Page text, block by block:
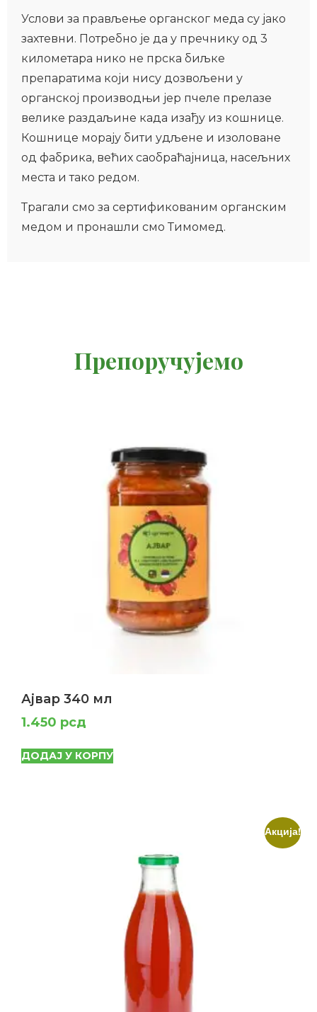
Услови за прављење органског меда су јако
захтевни. Потребно је да у пречнику од 3
километара нико не прска биљке
препаратима који нису дозвољени у
органској производњи јер пчеле прелазе
велике раздаљине када изађу из кошнице.
Кошнице морају бити удљене и изоловане
од фабрика, већих саобраћајница, насељних
места и тако редом.
Трагали смо за сертификованим органским
медом и пронашли смо Тимомед.
Препоручујемо
Ајвар 340 мл
1.450 рсд
ДОДАЈ У КОРПУ
Акција!